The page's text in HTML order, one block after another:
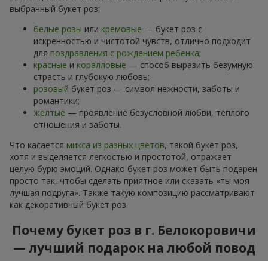
выбранный букет роз:
белые розы или кремовые — букет роз с
искренностью и чистотой чувств, отлично подходит
для поздравления с рождением ребенка;
красные и коралловые — способ выразить безумную
страсть и глубокую любовь;
розовый букет роз — символ нежности, заботы и
романтики;
желтые — проявление безусловной любви, теплого
отношения и заботы.
Что касается микса из разных цветов, такой букет роз,
хотя и выделяется легкостью и простотой, отражает
целую бурю эмоций. Однако букет роз может быть подарен
просто так, чтобы сделать приятное или сказать «ты моя
лучшая подруга». Также такую композицию рассматривают
как декоративный букет роз.
Почему букет роз в г. Белокоровичи
— лучший подарок на любой повод